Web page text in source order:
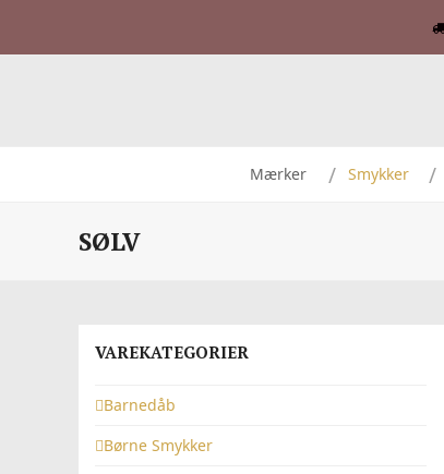
Mærker Smykker
SØLV
VAREKATEGORIER
Barnedåb
Børne Smykker